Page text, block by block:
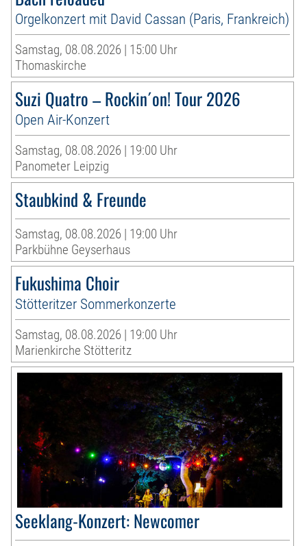
Orgelkonzert mit David Cassan (Paris, Frankreich)
Samstag, 08.08.2026 | 15:00 Uhr
Thomaskirche
Suzi Quatro – Rockin´on! Tour 2026
Open Air-Konzert
Samstag, 08.08.2026 | 19:00 Uhr
Panometer Leipzig
Staubkind & Freunde
Samstag, 08.08.2026 | 19:00 Uhr
Parkbühne Geyserhaus
Fukushima Choir
Stötteritzer Sommerkonzerte
Samstag, 08.08.2026 | 19:00 Uhr
Marienkirche Stötteritz
Seeklang-Konzert: Newcomer